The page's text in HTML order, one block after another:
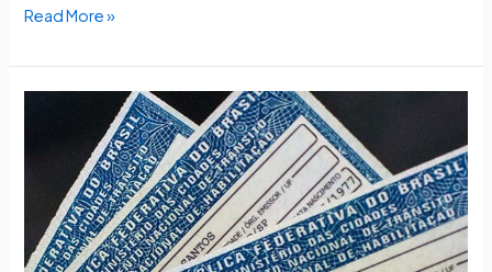
Read More »
noções
do
uso